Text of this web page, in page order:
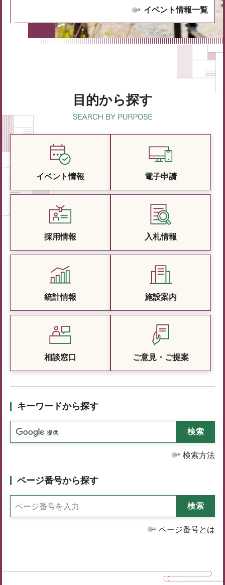
イベント情報一覧
目的から探す
イベント情報 電子申請
採用情報 入札情報
統計情報 施設案内
相談窓口 ご意見・ご提案
キーワードから探す
検索方法
ページ番号から探す
ページ番号とは